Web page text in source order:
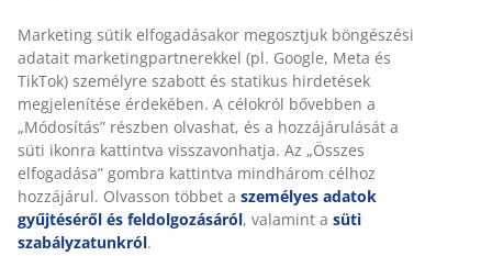
Részletes Adatok
Értékelések
(0)
biztosítása érdekében. A sütik információkat gyűjtenek
Önről a funkcionalitás biztosítása, a statisztikák és a
releváns marketing érdekében.
Marketing sütik elfogadásakor megosztjuk böngészési
adatait marketingpartnerekkel (pl. Google, Meta és TikTok)
személyre szabott és statikus hirdetések megjelenítése
érdekében. A célokról bővebben a „Módosítás” részben
olvashat, és a hozzájárulását a süti ikonra kattintva
visszavonhatja. Az „Összes elfogadása” gombra kattintva